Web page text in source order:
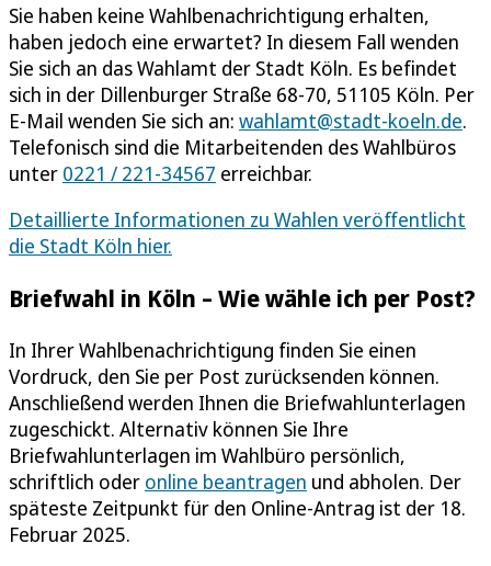
Sie haben keine Wahlbenachrichtigung erhalten,
haben jedoch eine erwartet? In diesem Fall wenden
Sie sich an das Wahlamt der Stadt Köln. Es befindet
sich in der Dillenburger Straße 68-70, 51105 Köln. Per
E-Mail wenden Sie sich an: wahlamt@stadt-koeln.de.
Telefonisch sind die Mitarbeitenden des Wahlbüros
unter 0221 / 221-34567 erreichbar.
Detaillierte Informationen zu Wahlen veröffentlicht
die Stadt Köln hier.
Briefwahl in Köln – Wie wähle ich per Post?
In Ihrer Wahlbenachrichtigung finden Sie einen
Vordruck, den Sie per Post zurücksenden können.
Anschließend werden Ihnen die Briefwahlunterlagen
zugeschickt. Alternativ können Sie Ihre
Briefwahlunterlagen im Wahlbüro persönlich,
schriftlich oder online beantragen und abholen. Der
späteste Zeitpunkt für den Online-Antrag ist der 18.
Februar 2025.